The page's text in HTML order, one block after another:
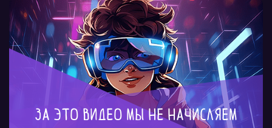
За это видео мы не начисляем